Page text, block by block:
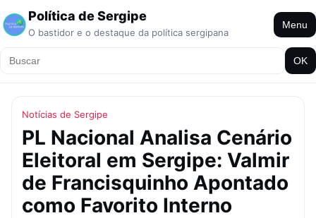
Política de Sergipe
O bastidor e o destaque da política sergipana
Menu
OK
Notícias de Sergipe
PL Nacional Analisa Cenário
Eleitoral em Sergipe: Valmir
de Francisquinho Apontado
como Favorito Interno